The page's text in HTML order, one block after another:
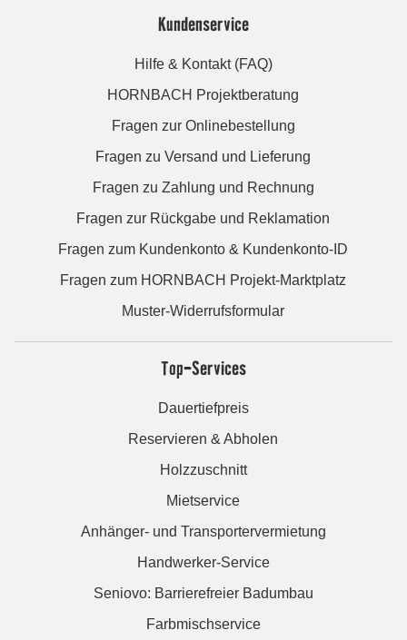
Kundenservice
Hilfe & Kontakt (FAQ)
HORNBACH Projektberatung
Fragen zur Onlinebestellung
Fragen zu Versand und Lieferung
Fragen zu Zahlung und Rechnung
Fragen zur Rückgabe und Reklamation
Fragen zum Kundenkonto & Kundenkonto-ID
Fragen zum HORNBACH Projekt-Marktplatz
Muster-Widerrufsformular
Top-Services
Dauertiefpreis
Reservieren & Abholen
Holzzuschnitt
Mietservice
Anhänger- und Transportervermietung
Handwerker-Service
Seniovo: Barrierefreier Badumbau
Farbmischservice